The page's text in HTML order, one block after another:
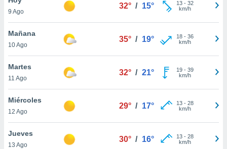
y
en
más
de
9 Ago
32° / 15° 13- 32
km/h
Mañana
10 Ago
35° / 19° 18- 36
km/h
Martes
11 Ago
32° / 21° 19- 39
km/h
Miércoles
12 Ago
29° / 17° 13- 28
km/h
Jueves
13 Ago
30° / 16° 13- 28
km/h